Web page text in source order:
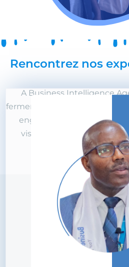
Rencontrez nos
A Business Intelligence
fermement que la synergie
engagés est la clé de la
visages derrière notre
alimente notre